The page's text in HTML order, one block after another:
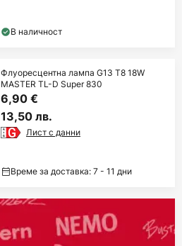
В наличност
Флуоресцентна лампа G13 T8 18W
MASTER TL-D Super 830
6,90 €
13,50 лв.
Лист с данни
Време за доставка: 7 - 11 дни